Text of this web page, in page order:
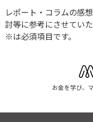
レポート・コラムの感
討等に参考にさせていた
※は必須項目です。
お金を学び、